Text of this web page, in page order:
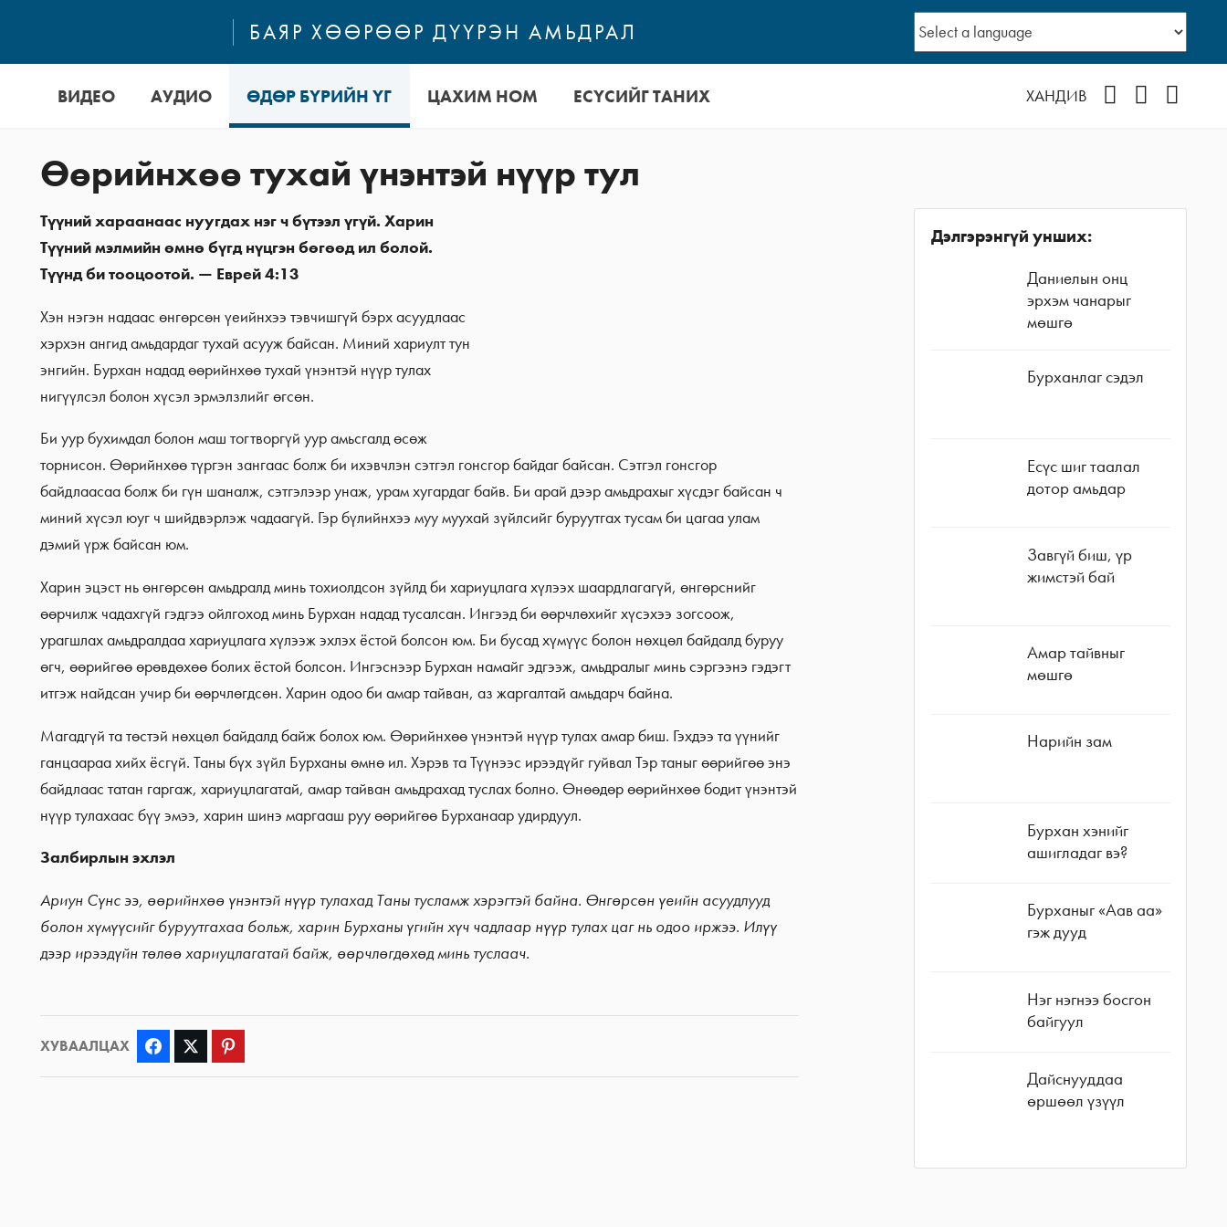
БАЯР ХӨӨРӨӨР ДҮҮРЭН АМЬДРАЛ
ВИДЕО АУДИО ӨДӨР БҮРИЙН ҮГ ЦАХИМ НОМ ЕСҮСИЙГ ТАНИХ ХАНДИВ
Өөрийнхөө тухай үнэнтэй нүүр тул
Түүний хараанаас нуугдах нэг ч бүтээл үгүй. Харин
Түүний мэлмийн өмнө бүгд нүцгэн бөгөөд ил болой.
Түүнд би тооцоотой. — Еврей 4:13
Хэн нэгэн надаас өнгөрсөн үеийнхээ тэвчишгүй бэрх асуудлаас
хэрхэн ангид амьдардаг тухай асууж байсан. Миний хариулт тун
энгийн. Бурхан надад өөрийнхөө тухай үнэнтэй нүүр тулах
нигүүлсэл болон хүсэл эрмэлзлийг өгсөн.
Би уур бухимдал болон маш тогтворгүй уур амьсгалд өсөж
торнисон. Өөрийнхөө түргэн зангаас болж би ихэвчлэн сэтгэл гонсгор байдаг байсан. Сэтгэл гонсгор
байдлаасаа болж би гүн шаналж, сэтгэлээр унаж, урам хугардаг байв. Би арай дээр амьдрахыг хүсдэг байсан ч
миний хүсэл юуг ч шийдвэрлэж чадаагүй. Гэр бүлийнхээ муу муухай зүйлсийг буруутгах тусам би цагаа улам
дэмий үрж байсан юм.
Харин эцэст нь өнгөрсөн амьдралд минь тохиолдсон зүйлд би хариуцлага хүлээх шаардлагагүй, өнгөрснийг
өөрчилж чадахгүй гэдгээ ойлгоход минь Бурхан надад тусалсан. Ингээд би өөрчлөхийг хүсэхээ зогсоож,
урагшлах амьдралдаа хариуцлага хүлээж эхлэх ёстой болсон юм. Би бусад хүмүүс болон нөхцөл байдалд буруу
өгч, өөрийгөө өрөвдөхөө болих ёстой болсон. Ингэснээр Бурхан намайг эдгээж, амьдралыг минь сэргээнэ гэдэгт
итгэж найдсан учир би өөрчлөгдсөн. Харин одоо би амар тайван, аз жаргалтай амьдарч байна.
Магадгүй та төстэй нөхцөл байдалд байж болох юм. Өөрийнхөө үнэнтэй нүүр тулах амар биш. Гэхдээ та үүнийг
ганцаараа хийх ёсгүй. Таны бүх зүйл Бурханы өмнө ил. Хэрэв та Түүнээс ирээдүйг гуйвал Тэр таныг өөрийгөө энэ
байдлаас татан гаргаж, хариуцлагатай, амар тайван амьдрахад туслах болно. Өнөөдөр өөрийнхөө бодит үнэнтэй
нүүр тулахаас бүү эмээ, харин шинэ маргааш руу өөрийгөө Бурханаар удирдуул.
Залбирлын эхлэл
Ариун Сүнс ээ, өөрийнхөө үнэнтэй нүүр тулахад Таны тусламж хэрэгтэй байна. Өнгөрсөн үеийн асуудлууд
болон хүмүүсийг буруутгахаа больж, харин Бурханы үгийн хүч чадлаар нүүр тулах цаг нь одоо иржээ. Илүү
дээр ирээдүйн төлөө хариуцлагатай байж, өөрчлөгдөхөд минь туслаач.
ХУВААЛЦАХ Facebook Twitter
Дэлгэрэнгүй унших:
Даниелын онц
эрхэм чанарыг
мөшгө
Бурханлаг сэдэл
Есүс шиг таалал
дотор амьдар
Завгүй биш, үр
жимстэй бай
Амар тайвныг
мөшгө
Нарийн зам
Бурхан хэнийг
ашигладаг вэ?
Бурханыг «Аав аа»
гэж дууд
Нэг нэгнээ босгон
байгуул
Дайснууддаа
өршөөл үзүүл